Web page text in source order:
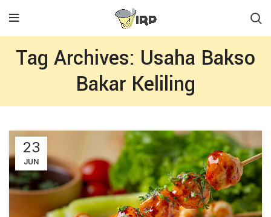
Tag Archives: Usaha Bakso
Bakar Keliling
23
JUN